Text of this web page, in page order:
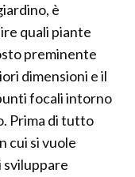
è
quali piante
preminente
dimensioni e il
focali intorno
Prima di tutto
cui si vuole